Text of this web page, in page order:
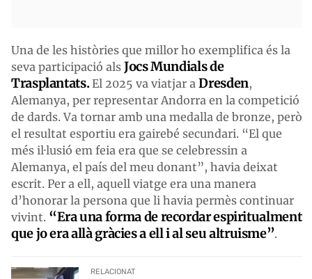
Una de les històries que millor ho exemplifica és la
seva participació als Jocs Mundials de
Trasplantats.El 2025 va viatjar aDresden,
Alemanya, per representar Andorra en la competició
de dards. Va tornar amb una medalla de bronze, però
el resultat esportiu era gairebé secundari. “El que
més il·lusió em feia era que se celebressin a
Alemanya, el país del meu donant”, havia deixat
escrit. Per a ell, aquell viatge era una manera
d’honorar la persona que li havia permès continuar
vivint. “Era una forma de recordar espiritualment
que jo era allà gràcies a ell i al seu altruisme”.
RELACIONAT